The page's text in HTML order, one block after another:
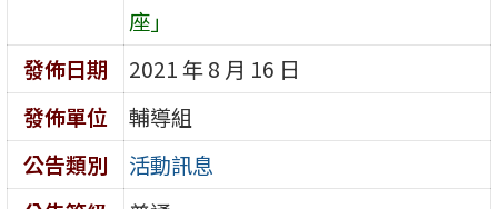
座」
發佈日期
2021 年 8 月 16 日
發佈單位
輔導組
公告類別
活動訊息